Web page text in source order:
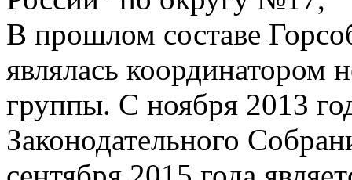
В прошлом составе
являлась координатором
группы. С ноября 2013
Законодательного